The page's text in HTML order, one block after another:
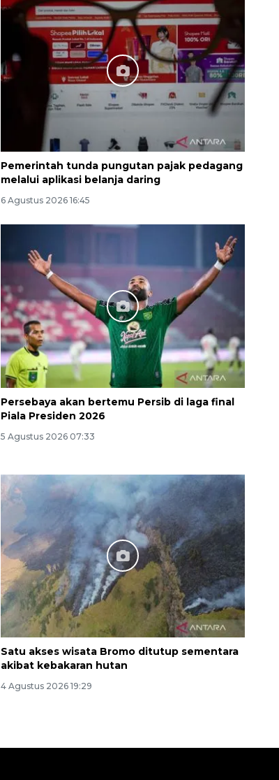
Pemerintah tunda pungutan pajak pedagang
melalui aplikasi belanja daring
6 Agustus 2026 16:45
Persebaya akan bertemu Persib di laga final
Piala Presiden 2026
5 Agustus 2026 07:33
Satu akses wisata Bromo ditutup sementara
akibat kebakaran hutan
4 Agustus 2026 19:29
132 ribu keluarga graduasi dari
kemiskinan
2026-08-07 06:45:00